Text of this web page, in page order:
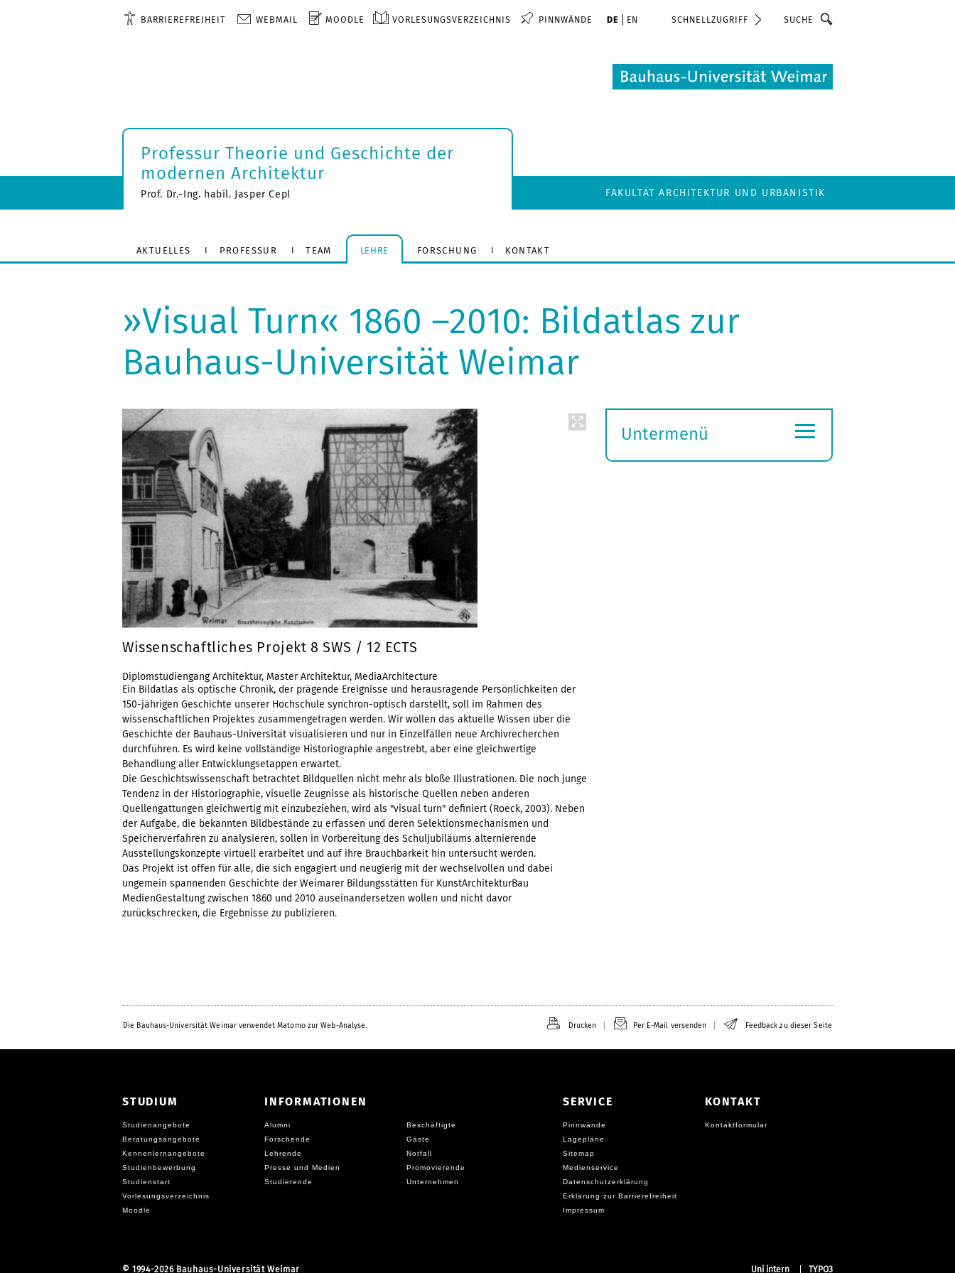
BARRIEREFREIHEIT WEBMAIL MOODLE VORLESUNGSVERZEICHNIS PINNWÄNDE DE EN SCHNELLZUGRIFF Suche
Professur Theorie und Geschichte der
modernen Architektur
Prof. Dr.-Ing. habil. Jasper Cepl FAKULTÄT ARCHITEKTUR UND URBANISTIK
AKTUELLES PROFESSUR TEAM LEHRE FORSCHUNG KONTAKT
»Visual Turn« 1860 –2010: Bildatlas zur
Bauhaus-Universität Weimar
Wissenschaftliches Projekt 8 SWS / 12 ECTS
Diplomstudiengang Architektur, Master Architektur, MediaArchitecture
Ein Bildatlas als optische Chronik, der prägende Ereignisse und herausragende Persönlichkeiten der
150-jährigen Geschichte unserer Hochschule synchron-optisch darstellt, soll im Rahmen des
wissenschaftlichen Projektes zusammengetragen werden. Wir wollen das aktuelle Wissen über die
Geschichte der Bauhaus-Universität visualisieren und nur in Einzelfällen neue Archivrecherchen
durchführen. Es wird keine vollständige Historiographie angestrebt, aber eine gleichwertige
Behandlung aller Entwicklungsetappen erwartet.
Die Geschichtswissenschaft betrachtet Bildquellen nicht mehr als bloße Illustrationen. Die noch junge
Tendenz in der Historiographie, visuelle Zeugnisse als historische Quellen neben anderen
Quellengattungen gleichwertig mit einzubeziehen, wird als "visual turn" definiert (Roeck, 2003). Neben
der Aufgabe, die bekannten Bildbestände zu erfassen und deren Selektionsmechanismen und
Speicherverfahren zu analysieren, sollen in Vorbereitung des Schuljubiläums alternierende
Ausstellungskonzepte virtuell erarbeitet und auf ihre Brauchbarkeit hin untersucht werden.
Das Projekt ist offen für alle, die sich engagiert und neugierig mit der wechselvollen und dabei
ungemein spannenden Geschichte der Weimarer Bildungsstätten für KunstArchitekturBau
MedienGestaltung zwischen 1860 und 2010 auseinandersetzen wollen und nicht davor
zurückschrecken, die Ergebnisse zu publizieren.
Untermenü
≡
Die Bauhaus-Universität Weimar verwendet Matomo zur Web-Analyse. Drucken Per E-Mail versenden Feedback zu dieser Seite
STUDIUM
Studienangebote
Beratungsangebote
Kennenlernangebote
Studienbewerbung
Studienstart
Vorlesungsverzeichnis
Moodle
INFORMATIONEN
Alumni
Beschäftigte
Forschende
Gäste
Lehrende
Notfall
Presse und Medien
Promovierende
Studierende
Unternehmen
SERVICE
Pinnwände
Lagepläne
Sitemap
Medienservice
Datenschutzerklärung
Erklärung zur Barrierefreiheit
Impressum
KONTAKT
Kontaktformular
© 1994-2026 Bauhaus-Universität Weimar Uni intern TYPO3